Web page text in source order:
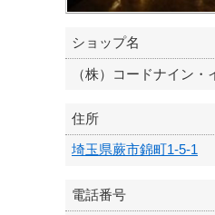
ショップ名
（株）コードナイン
住所
埼玉県蕨市錦町1-5-1
電話番号